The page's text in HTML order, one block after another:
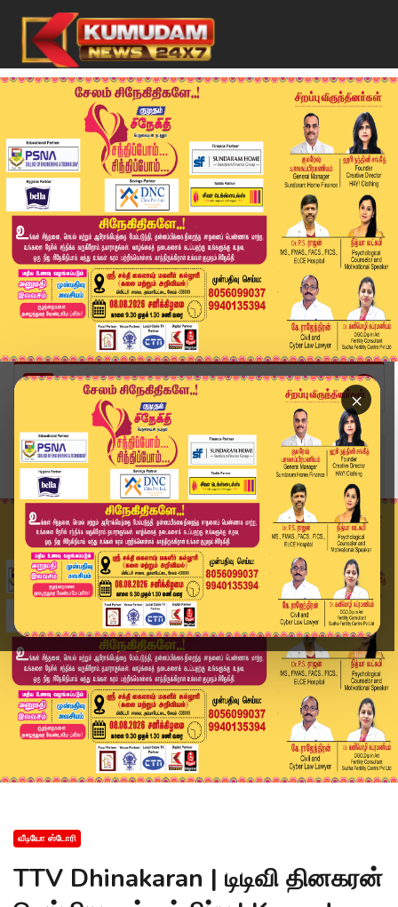
×
Home
வீடியோ ஸ்டோரி
TTV Dhinakaran | டிடிவி தினகரன் செய்தியாளர் சந்...
வீடியோ ஸ்டோரி
TTV Dhinakaran | டிடிவி தினகரன்